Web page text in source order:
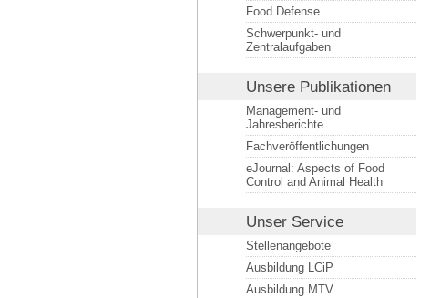
Food Defense
Schwerpunkt- und
Zentralaufgaben
Unsere Publikationen
Management- und
Jahresberichte
Fachveröffentlichungen
eJournal: Aspects of Food
Control and Animal Health
Unser Service
Stellenangebote
Ausbildung LCiP
Ausbildung MTV